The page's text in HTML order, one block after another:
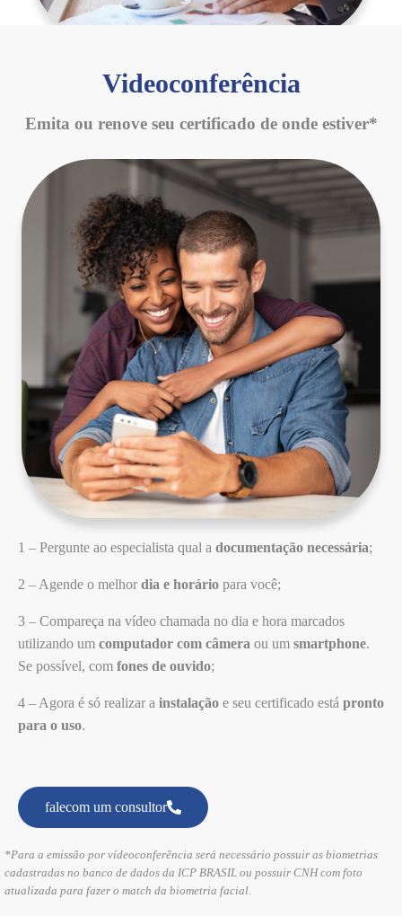
Videoconferência
Emita ou renove seu certificado de onde estiver*
1 – Pergunte ao especialista qual a documentação necessária;
2 – Agende o melhor dia e horário para você;
3 – Compareça na vídeo chamada no dia e hora marcados
utilizando um computador com câmera ou um smartphone.
Se possível, com fones de ouvido;
4 – Agora é só realizar a instalação e seu certificado está pronto
para o uso.
falecom um consultor
*Para a emissão por vídeoconferência será necessário possuir as biometrias
cadastradas no banco de dados da ICP BRASIL ou possuir CNH com foto
atualizada para fazer o match da biometria facial.